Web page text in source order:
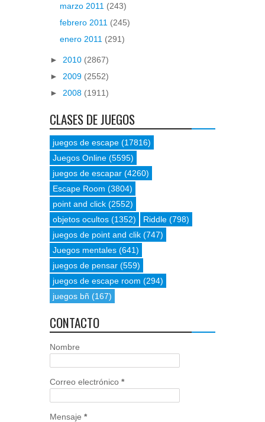
marzo 2011 (243)
febrero 2011 (245)
enero 2011 (291)
► 2010 (2867)
► 2009 (2552)
► 2008 (1911)
CLASES DE JUEGOS
juegos de escape (17816)
Juegos Online (5595)
juegos de escapar (4260)
Escape Room (3804)
point and click (2552)
objetos ocultos (1352) Riddle (798)
juegos de point and clik (747)
Juegos mentales (641)
juegos de pensar (559)
juegos de escape room (294)
juegos bñ (167)
CONTACTO
Nombre
Correo electrónico *
Mensaje *